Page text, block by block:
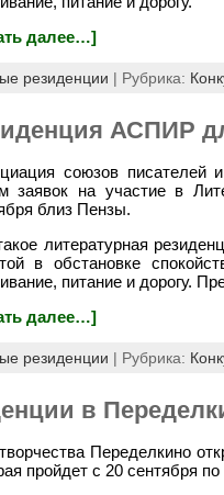
далее…]
резиденции | Рубрика:
АСПИР
союзов писателей
заявок на участие в
близ Пензы.
литературная
в обстановке
питание и дорогу.
далее…]
резиденции | Рубрика:
в
Переделкино
пройдет с 20 сентября